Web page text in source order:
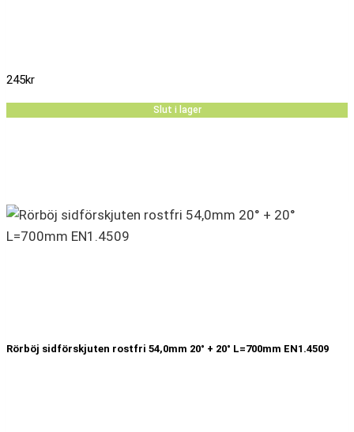
245kr
Slut i lager
Rörböj sidförskjuten rostfri 54,0mm 20° + 20° L=700mm EN1.4509